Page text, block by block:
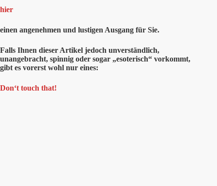
hier
einen angenehmen und lustigen Ausgang für Sie.
Falls Ihnen dieser Artikel jedoch unverständlich,
unangebracht, spinnig oder sogar „esoterisch“ vorkommt,
gibt es vorerst wohl nur eines:
Don‘t touch that!